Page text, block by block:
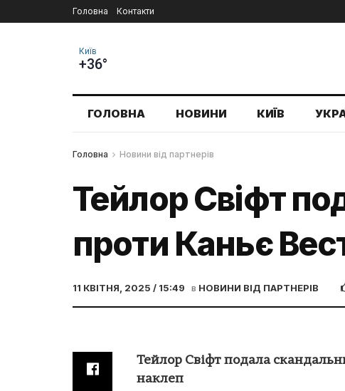
Головна Контакти
Київ
+36°
ГОЛОВНА НОВИНИ КИЇВ
Головна Новини від партнерів
Тейлор Свіфт
проти Каньє
11 КВІТНЯ, 2025 / 15:49 в НОВИНИ ВІД ПАРТНЕРІВ
Тейлор Свіфт подала
наклеп